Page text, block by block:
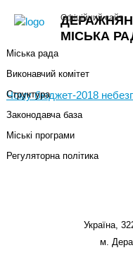
МІСЬКА
Офіційний сайт
+
Чому бюджет-2018
Міський голова
Міська рада
Виконавчий комітет
Структура
Законодавча база
Міські програми
Регуляторна політика
Україна,
м.